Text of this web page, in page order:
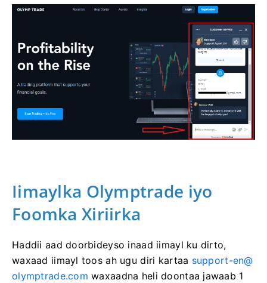
Iimaylka Olymptrade iyo
Foomka Xiriirka
Haddii aad doorbideyso inaad iimayl ku dirto,
waxaad iimayl toos ah ugu diri kartaa support-en@
olymptrade.com waxaadna heli doontaa jawaab 1